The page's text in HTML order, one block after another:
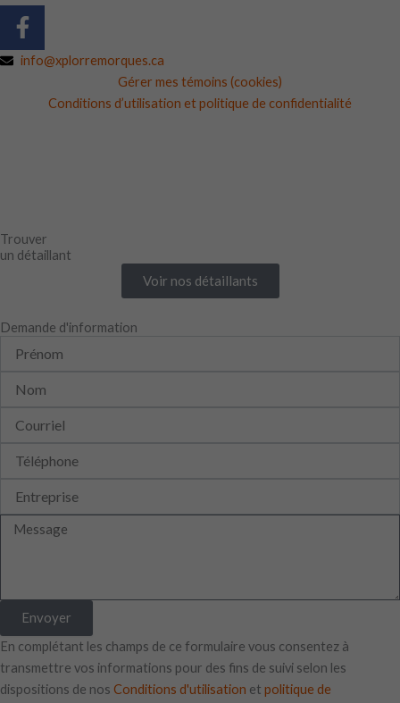
F
a
c
info@xplorremorques.ca
Gérer mes témoins (cookies)
Conditions d’utilisation et politique de confidentialité
Trouver
un détaillant
Voir nos détaillants
Demande d'information
Message
Envoyer
En complétant les champs de ce formulaire vous consentez à
transmettre vos informations pour des fins de suivi selon les
dispositions de nos Conditions d'utilisation et politique de